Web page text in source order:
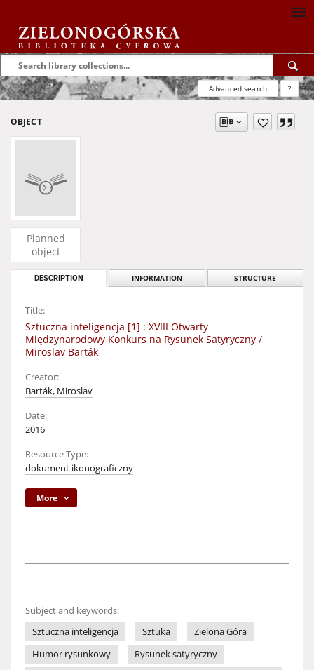
Advanced search ?
OBJECT
Planned
object
DESCRIPTION INFORMATION STRUCTURE
Title:
Sztuczna inteligencja [1] : XVIII Otwarty
Międzynarodowy Konkurs na Rysunek Satyryczny /
Miroslav Barták
Creator:
Barták, Miroslav
Date:
2016
Resource Type:
dokument ikonograficzny
More
Subject and keywords:
Sztuczna inteligencja
Sztuka
Zielona Góra
Humor rysunkowy
Rysunek satyryczny